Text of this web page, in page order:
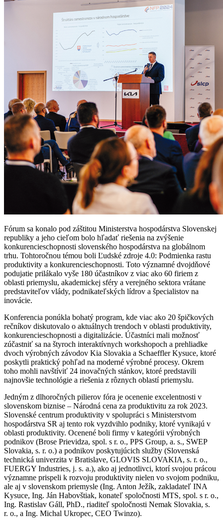
Fórum sa konalo pod záštitou Ministerstva hospodárstva Slovenskej
republiky a jeho cieľom bolo hľadať riešenia na zvýšenie
konkurencieschopnosti slovenského hospodárstva na globálnom
trhu. Tohtoročnou témou boli Ľudské zdroje 4.0: Podmienka rastu
produktivity a konkurencieschopnosti. Toto významné dvojdňové
podujatie prilákalo vyše 180 účastníkov z viac ako 60 firiem z
oblasti priemyslu, akademickej sféry a verejného sektora vrátane
predstaviteľov vlády, podnikateľských lídrov a špecialistov na
inovácie.
Konferencia ponúkla bohatý program, kde viac ako 20 špičkových
rečníkov diskutovalo o aktuálnych trendoch v oblasti produktivity,
konkurencieschopnosti a digitalizácie. Účastníci mali možnosť
zúčastniť sa na štyroch interaktívnych workshopoch a prehliadke
dvoch výrobných závodov Kia Slovakia a Schaeffler Kysuce, ktoré
poskytli praktický pohľad na moderné výrobné procesy. Okrem
toho mohli navštíviť 24 inovačných stánkov, ktoré predstavili
najnovšie technológie a riešenia z rôznych oblastí priemyslu.
Jedným z dlhoročných pilierov fóra je ocenenie excelentnosti v
slovenskom biznise – Národná cena za produktivitu za rok 2023.
Slovenské centrum produktivity v spolupráci s Ministerstvom
hospodárstva SR aj tento rok vyzdvihlo podniky, ktoré vynikajú v
oblasti produktivity. Ocenené boli firmy v kategórii výrobných
podnikov (Brose Prievidza, spol. s r. o., PPS Group, a. s., SWEP
Slovakia, s. r. o.) a podnikov poskytujúcich služby (Slovenská
technická univerzita v Bratislave, GLOVIS SLOVAKIA, s. r. o.,
FUERGY Industries, j. s. a.), ako aj jednotlivci, ktorí svojou prácou
významne prispeli k rozvoju produktivity nielen vo svojom podniku,
ale aj v slovenskom priemysle (Ing. Anton Ježík, zakladateľ INA
Kysuce, Ing. Ján Habovštiak, konateľ spoločnosti MTS, spol. s r. o.,
Ing. Rastislav Gáll, PhD., riaditeľ spoločnosti Nemak Slovakia, s.
r. o., a Ing. Michal Ukropec, CEO Twinzo).